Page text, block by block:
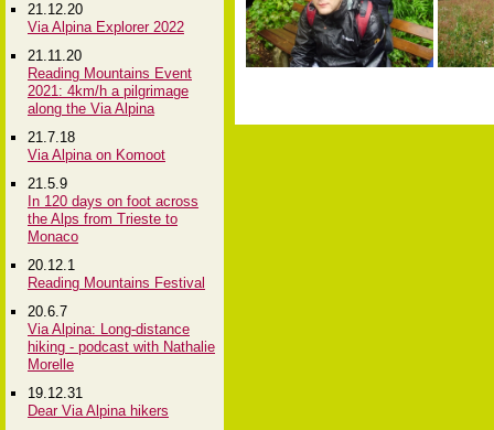
21.12.20
Via Alpina Explorer 2022
21.11.20
Reading Mountains Event
2021: 4km/h a pilgrimage
along the Via Alpina
21.7.18
Via Alpina on Komoot
21.5.9
In 120 days on foot across
the Alps from Trieste to
Monaco
20.12.1
Reading Mountains Festival
20.6.7
Via Alpina: Long-distance
hiking - podcast with Nathalie
Morelle
19.12.31
Dear Via Alpina hikers